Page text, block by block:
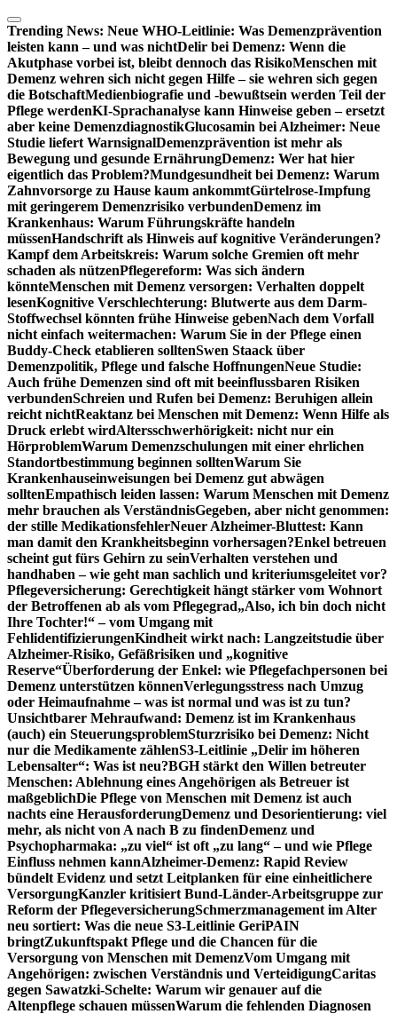
Zum
Inhalt
springen
Trending News: Neue WHO-Leitlinie: Was Demenzprävention
leisten kann – und was nichtDelir bei Demenz: Wenn die
Akutphase vorbei ist, bleibt dennoch das RisikoMenschen mit
Demenz wehren sich nicht gegen Hilfe – sie wehren sich gegen
die BotschaftMedienbiografie und -bewußtsein werden Teil der
Pflege werdenKI-Sprachanalyse kann Hinweise geben – ersetzt
aber keine DemenzdiagnostikGlucosamin bei Alzheimer: Neue
Studie liefert WarnsignalDemenzprävention ist mehr als
Bewegung und gesunde ErnährungDemenz: Wer hat hier
eigentlich das Problem?Mundgesundheit bei Demenz: Warum
Zahnvorsorge zu Hause kaum ankommtGürtelrose-Impfung
mit geringerem Demenzrisiko verbundenDemenz im
Krankenhaus: Warum Führungskräfte handeln
müssenHandschrift als Hinweis auf kognitive Veränderungen?
Kampf dem Arbeitskreis: Warum solche Gremien oft mehr
schaden als nützenPflegereform: Was sich ändern
könnteMenschen mit Demenz versorgen: Verhalten doppelt
lesenKognitive Verschlechterung: Blutwerte aus dem Darm-
Stoffwechsel könnten frühe Hinweise gebenNach dem Vorfall
nicht einfach weitermachen: Warum Sie in der Pflege einen
Buddy-Check etablieren solltenSwen Staack über
Demenzpolitik, Pflege und falsche HoffnungenNeue Studie:
Auch frühe Demenzen sind oft mit beeinflussbaren Risiken
verbundenSchreien und Rufen bei Demenz: Beruhigen allein
reicht nichtReaktanz bei Menschen mit Demenz: Wenn Hilfe als
Druck erlebt wirdAltersschwerhörigkeit: nicht nur ein
HörproblemWarum Demenzschulungen mit einer ehrlichen
Standortbestimmung beginnen solltenWarum Sie
Krankenhauseinweisungen bei Demenz gut abwägen
solltenEmpathisch leiden lassen: Warum Menschen mit Demenz
mehr brauchen als VerständnisGegeben, aber nicht genommen:
der stille MedikationsfehlerNeuer Alzheimer-Bluttest: Kann
man damit den Krankheitsbeginn vorhersagen?Enkel betreuen
scheint gut fürs Gehirn zu seinVerhalten verstehen und
handhaben – wie geht man sachlich und kriteriumsgeleitet vor?
Pflegeversicherung: Gerechtigkeit hängt stärker vom Wohnort
der Betroffenen ab als vom Pflegegrad„Also, ich bin doch nicht
Ihre Tochter!“ – vom Umgang mit
FehlidentifizierungenKindheit wirkt nach: Langzeitstudie über
Alzheimer-Risiko, Gefäßrisiken und „kognitive
Reserve“Überforderung der Enkel: wie Pflegefachpersonen bei
Demenz unterstützen könnenVerlegungsstress nach Umzug
oder Heimaufnahme – was ist normal und was ist zu tun?
Unsichtbarer Mehraufwand: Demenz ist im Krankenhaus
(auch) ein SteuerungsproblemSturzrisiko bei Demenz: Nicht
nur die Medikamente zählenS3-Leitlinie „Delir im höheren
Lebensalter“: Was ist neu?BGH stärkt den Willen betreuter
Menschen: Ablehnung eines Angehörigen als Betreuer ist
maßgeblichDie Pflege von Menschen mit Demenz ist auch
nachts eine HerausforderungDemenz und Desorientierung: viel
mehr, als nicht von A nach B zu findenDemenz und
Psychopharmaka: „zu viel“ ist oft „zu lang“ – und wie Pflege
Einfluss nehmen kannAlzheimer-Demenz: Rapid Review
bündelt Evidenz und setzt Leitplanken für eine einheitlichere
VersorgungKanzler kritisiert Bund-Länder-Arbeitsgruppe zur
Reform der PflegeversicherungSchmerzmanagement im Alter
neu sortiert: Was die neue S3-Leitlinie GeriPAIN
bringtZukunftspakt Pflege und die Chancen für die
Versorgung von Menschen mit DemenzVom Umgang mit
Angehörigen: zwischen Verständnis und VerteidigungCaritas
gegen Sawatzki-Schelte: Warum wir genauer auf die
Altenpflege schauen müssenWarum die fehlenden Diagnosen